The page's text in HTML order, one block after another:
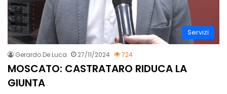
Servizi
Gerardo De Luca 27/11/2024 724
MOSCATO: CASTRATARO RIDUCA LA
GIUNTA